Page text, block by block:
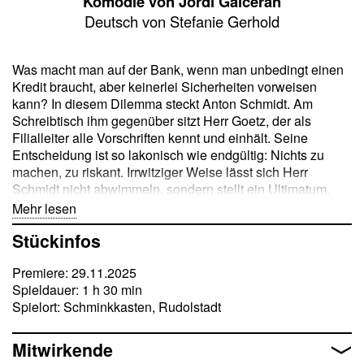
Deutsch von Stefanie Gerhold
Was macht man auf der Bank, wenn man unbedingt einen
Kredit braucht, aber keinerlei Sicherheiten vorweisen
kann? In diesem Dilemma steckt Anton Schmidt. Am
Schreibtisch ihm gegenüber sitzt Herr Goetz, der als
Filialleiter alle Vorschriften kennt und einhält. Seine
Entscheidung ist so lakonisch wie endgültig: Nichts zu
machen, zu riskant. Irrwitziger Weise lässt sich Herr
Schmidt nicht abwimmeln, sondern stellt ein Ultimatum.
Bekommt er den Kredit nicht, wird er sich in die
Intimsphäre des hartherzigen Finanzberaters einmischen
und dessen privates Lebensglück zum Platzen bringen.
ein schlechter Scherz klingt, bringt aber bald seine
abgesicherte Existenz total durcheinander. Immer mehr
gerät er in die Fänge seines ausgebufften Kunden. Herr
Bedingungen näher und näher kommen …
Mehr lesen
Stückinfos
Premiere: 29.11.2025
Spieldauer: 1 h 30 min
Spielort: Schminkkasten, Rudolstadt
Mitwirkende